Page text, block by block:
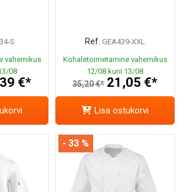
S
vahemikus
08
€*
Ref. GEA439-XXL
Kohaletoimetamine vahemikus
12/08 kuni 13/08
35,20 €* 21,05 €*
Lisa ostukorvi
- 33 %